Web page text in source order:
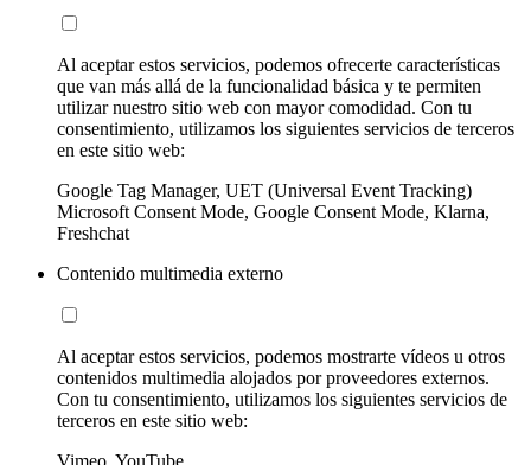
Al aceptar estos servicios, podemos ofrecerte características
que van más allá de la funcionalidad básica y te permiten
utilizar nuestro sitio web con mayor comodidad. Con tu
consentimiento, utilizamos los siguientes servicios de terceros
en este sitio web:
Google Tag Manager, UET (Universal Event Tracking)
Microsoft Consent Mode, Google Consent Mode, Klarna,
Freshchat
Contenido multimedia externo
Al aceptar estos servicios, podemos mostrarte vídeos u otros
contenidos multimedia alojados por proveedores externos.
Con tu consentimiento, utilizamos los siguientes servicios de
terceros en este sitio web: